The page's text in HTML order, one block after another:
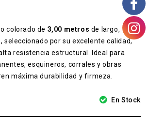
colorado de 3,00 metros de largo,
, seleccionado por su excelente calidad,
resistencia estructural. Ideal para
esquineros, corrales y obras
máxima durabilidad y firmeza.
En Stock